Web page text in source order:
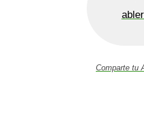
Comparte tu